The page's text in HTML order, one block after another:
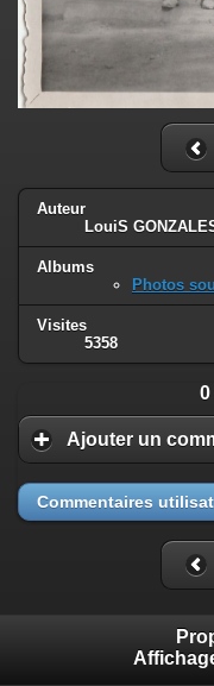
Auteur
LouiS
Albums
Photos
Visites
5358
Ajouter un
Commentaires